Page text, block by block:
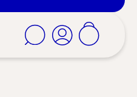
ConnexionPanier